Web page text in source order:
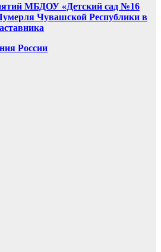
МБДОУ «Детский сад №16
Чувашской Республики в
России